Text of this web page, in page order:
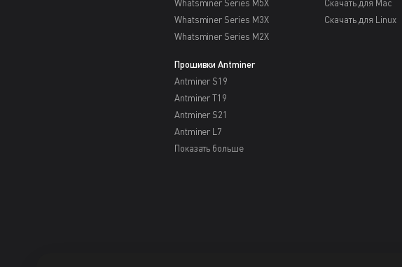
Whatsminer Series M5X
Whatsminer Series M3X
Whatsminer Series M2X
Прошивки Antminer
Antminer S19
Antminer T19
Antminer S21
Antminer L7
Показать больше
Скачать для Mac
Скачать для Linux